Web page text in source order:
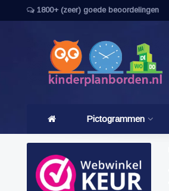
1800+ (zeer) goede beoordelingen
Pictogrammen